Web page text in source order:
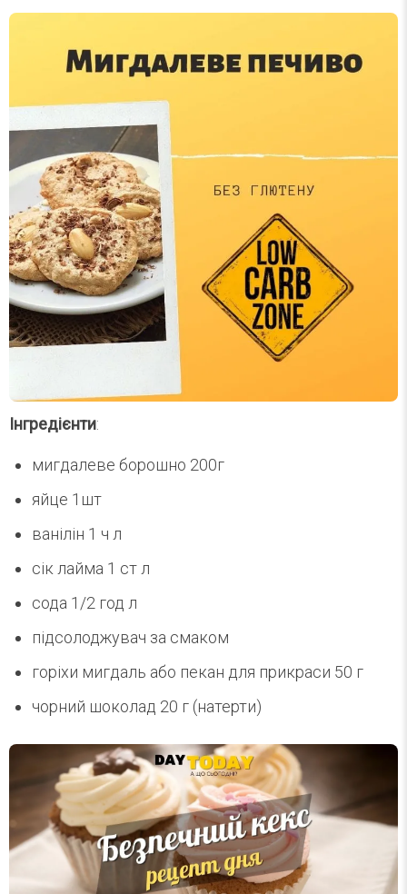
Інгредієнти:
мигдалеве борошно 200г
яйце 1шт
ванілін 1 ч л
сік лайма 1 ст л
сода 1/2 год л
підсолоджувач за смаком
горіхи мигдаль або пекан для прикраси 50 г
чорний шоколад 20 г (натерти)